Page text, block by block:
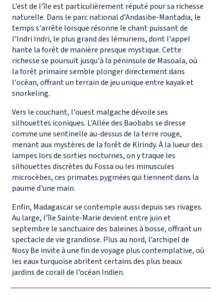
L’est de l'île est particulièrement réputé pour sa richesse
naturelle. Dans le parc national d’Andasibe-Mantadia, le
temps s'arrête lorsque résonne le chant puissant de
l’Indri Indri, le plus grand des lémuriens, dont l'appel
hante la forêt de manière presque mystique. Cette
richesse se poursuit jusqu'à la péninsule de Masoala, où
la forêt primaire semble plonger directement dans
l'océan, offrant un terrain de jeu unique entre kayak et
snorkeling.
Vers le couchant, l'ouest malgache dévoile ses
silhouettes iconiques. L’Allée des Baobabs se dresse
comme une sentinelle au-dessus de la terre rouge,
menant aux mystères de la forêt de Kirindy. À la lueur des
lampes lors de sorties nocturnes, on y traque les
silhouettes discrètes du Fossa ou les minuscules
microcèbes, ces primates pygmées qui tiennent dans la
paume d'une main.
Enfin, Madagascar se contemple aussi depuis ses rivages.
Au large, l’île Sainte-Marie devient entre juin et
septembre le sanctuaire des baleines à bosse, offrant un
spectacle de vie grandiose. Plus au nord, l’archipel de
Nosy Be invite à une fin de voyage plus contemplative, où
les eaux turquoise abritent certains des plus beaux
jardins de corail de l’océan Indien.